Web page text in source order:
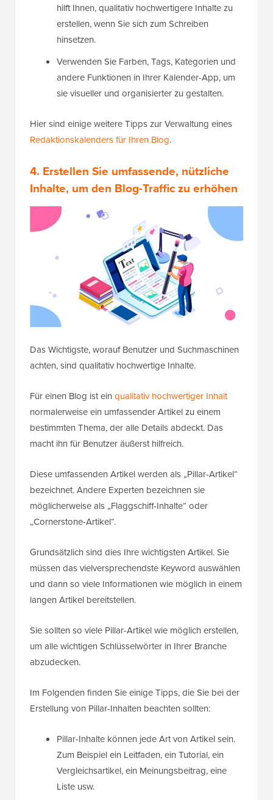
hilft Ihnen, qualitativ hochwertigere Inhalte zu
erstellen, wenn Sie sich zum Schreiben
hinsetzen.
Verwenden Sie Farben, Tags, Kategorien und
andere Funktionen in Ihrer Kalender-App, um
sie visueller und organisierter zu gestalten.
Hier sind einige weitere Tipps zur Verwaltung eines
Redaktionskalenders für Ihren Blog.
4. Erstellen Sie umfassende, nützliche
Inhalte, um den Blog-Traffic zu erhöhen
Das Wichtigste, worauf Benutzer und Suchmaschinen
achten, sind qualitativ hochwertige Inhalte.
Für einen Blog ist ein qualitativ hochwertiger Inhalt
normalerweise ein umfassender Artikel zu einem
bestimmten Thema, der alle Details abdeckt. Das
macht ihn für Benutzer äußerst hilfreich.
Diese umfassenden Artikel werden als „Pillar-Artikel“
bezeichnet. Andere Experten bezeichnen sie
möglicherweise als „Flaggschiff-Inhalte“ oder
„Cornerstone-Artikel“.
Grundsätzlich sind dies Ihre wichtigsten Artikel. Sie
müssen das vielversprechendste Keyword auswählen
und dann so viele Informationen wie möglich in einem
langen Artikel bereitstellen.
Sie sollten so viele Pillar-Artikel wie möglich erstellen,
um alle wichtigen Schlüsselwörter in Ihrer Branche
abzudecken.
Im Folgenden finden Sie einige Tipps, die Sie bei der
Erstellung von Pillar-Inhalten beachten sollten:
Pillar-Inhalte können jede Art von Artikel sein.
Zum Beispiel ein Leitfaden, ein Tutorial, ein
Vergleichsartikel, ein Meinungsbeitrag, eine
Liste usw.